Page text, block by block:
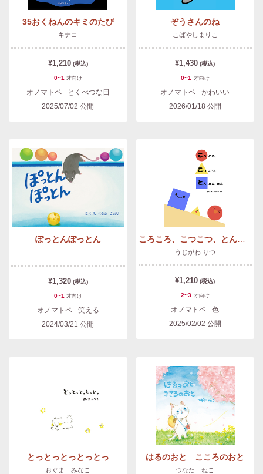
35おくねんのキミのたび
キナコ
¥1,210 (税込)
0~1 才向け
オノマトペ
とくべつな日
2025/07/02 公開
ぞうさんのね
こばやしまりこ
¥1,430 (税込)
0~1 才向け
オノマトペ
かわいい
2026/01/18 公開
ぽっとんぽっとん
¥1,320 (税込)
0~1 才向け
オノマトペ
笑える
2024/03/21 公開
ころころ、こつこつ、とんとんとん
うじがわ りつ
¥1,210 (税込)
2~3 才向け
オノマトペ
色
2025/02/02 公開
とっとっとっとっとっ
おぐま みなこ
はるのおと こころのおと
つなた ねこ